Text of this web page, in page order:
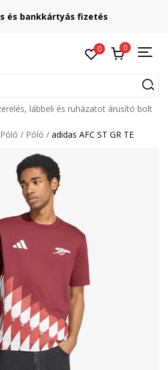
és bankkártyás fizetés
0 0
lábbeli és ruházatot árusító bolt
Póló Póló adidas AFC ST GR TE